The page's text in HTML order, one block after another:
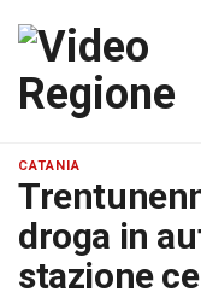
CATANIA
droga in
stazione